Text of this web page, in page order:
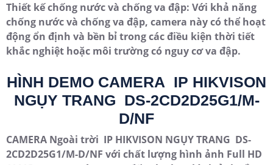
Thiết kế chống nước và chống va đập: Với khả năng
chống nước và chống va đập, camera này có thể hoạt
động ổn định và bền bỉ trong các điều kiện thời tiết
khắc nghiệt hoặc môi trường có nguy cơ va đập.
HÌNH DEMO CAMERA IP HIKVISON
NGỤY TRANG DS-2CD2D25G1/M-
D/NF
CAMERA Ngoài trời IP HIKVISON NGỤY TRANG DS-
2CD2D25G1/M-D/NF với chất lượng hình ảnh Full HD